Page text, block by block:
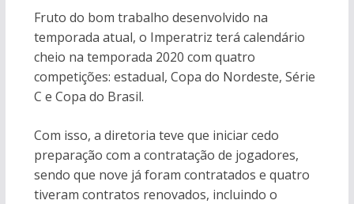
Fruto do bom trabalho desenvolvido na
temporada atual, o Imperatriz terá calendário
cheio na temporada 2020 com quatro
competições: estadual, Copa do Nordeste, Série
C e Copa do Brasil.
Com isso, a diretoria teve que iniciar cedo
preparação com a contratação de jogadores,
sendo que nove já foram contratados e quatro
tiveram contratos renovados, incluindo o